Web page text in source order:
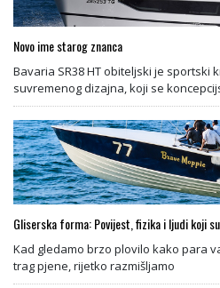
Novo ime starog znanca
Bavaria SR38 HT obiteljski je sportski
suvremenog dizajna, koji se
Gliserska forma: Povijest, fizika i ljudi koji
Kad gledamo brzo plovilo kako para
trag pjene, rijetko razmišljamo